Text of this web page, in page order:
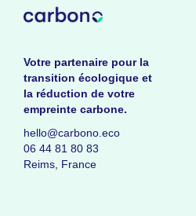
Votre partenaire pour la
transition écologique et
la réduction de votre
empreinte carbone.
hello@carbono.eco
06 44 81 80 83
Reims, France